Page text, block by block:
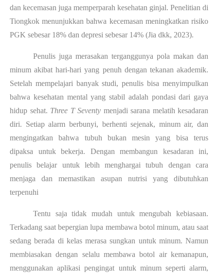
dan kecemasan juga memperparah kesehatan ginjal. Penelitian di
Tiongkok menunjukkan bahwa kecemasan meningkatkan risiko
PGK sebesar 18% dan depresi sebesar 14% (Jia dkk, 2023).
Penulis juga merasakan terganggunya pola makan dan
minum akibat hari-hari yang penuh dengan tekanan akademik.
Setelah mempelajari banyak studi, penulis bisa menyimpulkan
bahwa kesehatan mental yang stabil adalah pondasi dari gaya
hidup sehat. Three T Seventy menjadi sarana melatih kesadaran
diri. Setiap alarm berbunyi, berhenti sejenak, minum air, dan
mengingatkan bahwa tubuh bukan mesin yang bisa terus
dipaksa untuk bekerja. Dengan membangun kesadaran ini,
penulis belajar untuk lebih menghargai tubuh dengan cara
menjaga dan memastikan asupan nutrisi yang dibutuhkan
terpenuhi
Tentu saja tidak mudah untuk mengubah kebiasaan.
Terkadang saat bepergian lupa membawa botol minum, atau saat
sedang berada di kelas merasa sungkan untuk minum. Namun
membiasakan dengan selalu membawa botol air kemanapun,
menggunakan aplikasi pengingat untuk minum seperti alarm,